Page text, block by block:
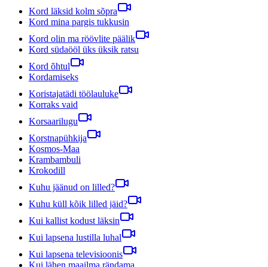
Kord läksid kolm sõpra
Kord mina pargis tukkusin
Kord olin ma röövlite päälik
Kord südaööl üks üksik ratsu
Kord õhtul
Kordamiseks
Koristajatädi töölauluke
Korraks vaid
Korsaarilugu
Korstnapühkija
Kosmos-Maa
Krambambuli
Krokodill
Kuhu jäänud on lilled?
Kuhu küll kõik lilled jäid?
Kui kallist kodust läksin
Kui lapsena lustilla luhal
Kui lapsena televisioonis
Kui lähen maailma rändama